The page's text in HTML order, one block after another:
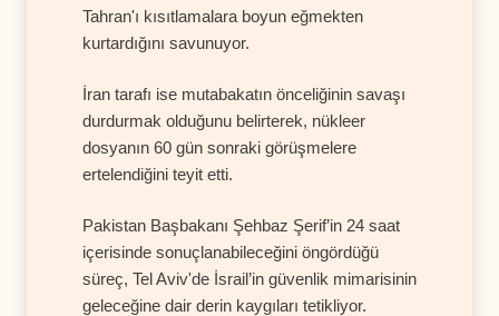
Tahran'ı kısıtlamalara boyun eğmekten
kurtardığını savunuyor.
İran tarafı ise mutabakatın önceliğinin savaşı
durdurmak olduğunu belirterek, nükleer
dosyanın 60 gün sonraki görüşmelere
ertelendiğini teyit etti.
Pakistan Başbakanı Şehbaz Şerif’in 24 saat
içerisinde sonuçlanabileceğini öngördüğü
süreç, Tel Aviv'de İsrail’in güvenlik mimarisinin
geleceğine dair derin kaygıları tetikliyor.